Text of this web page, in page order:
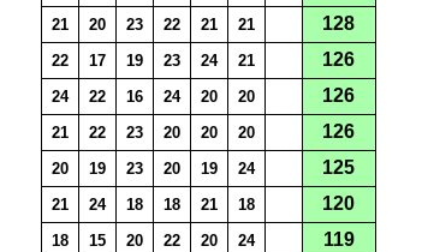
21 20 23 22 21 21 128
22 17 19 23 24 21 126
24 22 16 24 20 20 126
21 22 23 20 20 20 126
20 19 23 20 19 24 125
21 24 18 18 21 18 120
18 15 20 22 20 24 119